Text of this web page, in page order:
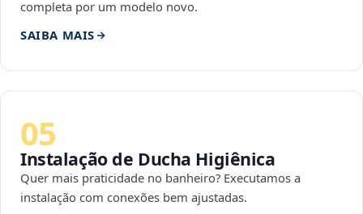
completa por um modelo novo.
SAIBA MAIS
05
Instalação de Ducha Higiênica
Quer mais praticidade no banheiro? Executamos a
instalação com conexões bem ajustadas.